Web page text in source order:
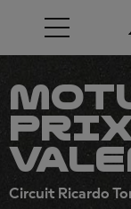
Circuit Ricardo